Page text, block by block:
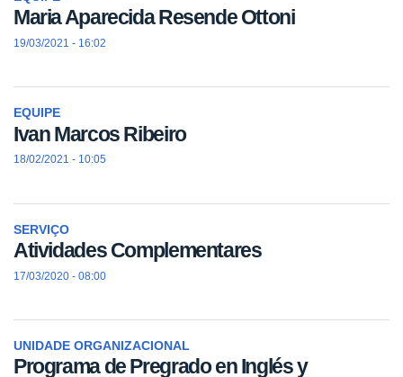
Maria Aparecida Resende Ottoni
19/03/2021 - 16:02
EQUIPE
Ivan Marcos Ribeiro
18/02/2021 - 10:05
SERVIÇO
Atividades Complementares
17/03/2020 - 08:00
UNIDADE ORGANIZACIONAL
Programa de Pregrado en Inglés y